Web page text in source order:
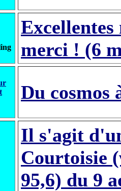
merci ! (6
Du cosmos
Il s'agit
Courtoisie
95,6) du 9